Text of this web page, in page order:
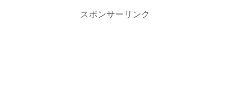
スポンサーリンク